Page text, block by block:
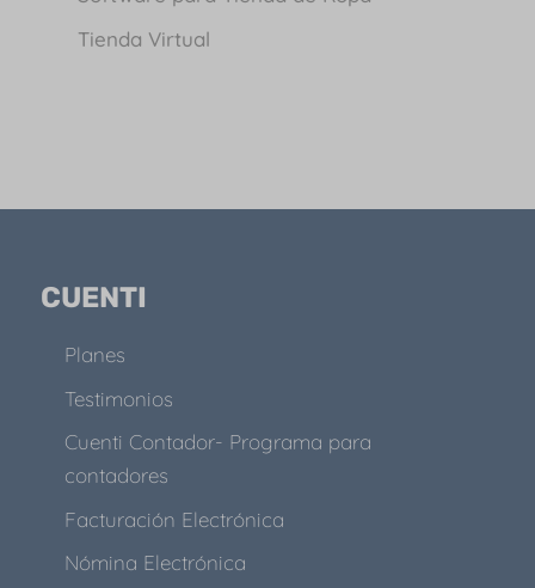
Tienda Virtual
CUENTI
Planes
Testimonios
Cuenti Contador- Programa para
contadores
Facturación Electrónica
Nómina Electrónica